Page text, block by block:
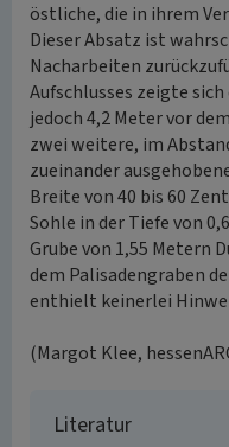
östliche, die in ihrem
Dieser Absatz ist
Nacharbeiten
Aufschlusses zeigte
jedoch 4,2 Meter vor
zwei weitere, im
zueinander
Breite von 40 bis 60
Sohle in der Tiefe von
Grube von 1,55 Metern
dem Palisadengraben
enthielt keinerlei
(Margot Klee,
Literatur